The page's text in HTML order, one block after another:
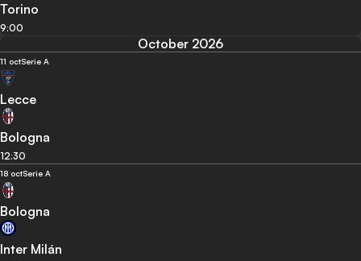
Torino
9:00
October 2026
11 octSerie A
Lecce
Bologna
12:30
18 octSerie A
Bologna
Inter Milán